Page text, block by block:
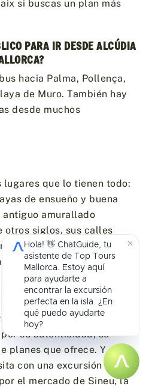
si buscas un plan más
PARA IR DESDE ALCÚDIA
hacia Palma, Pollença,
de Muro. También hay
desde muchos
lugares que lo tienen todo:
de ensueño y buena
antiguo amurallado
otros siglos, sus calles
ofrece desde
excursiones
como si eliges Alcúdia
el norte de Mallorca, este
su autenticidad, su
planes que ofrece. Y si
con una excursión a
el mercado de Sineu, la